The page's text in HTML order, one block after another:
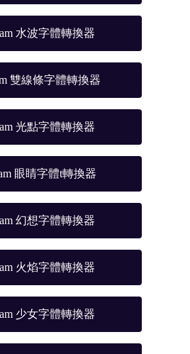
水波字體轉換器
雙線條字體轉換器
光點字體轉換器
眼睛字體t轉換器
幻想字體轉換器
火焰字體轉換器
少女字體轉換器